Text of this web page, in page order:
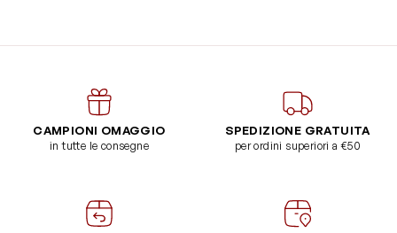
CAMPIONI OMAGGIO
in tutte le consegne
SPEDIZIONE GRATUITA
per ordini superiori a €50